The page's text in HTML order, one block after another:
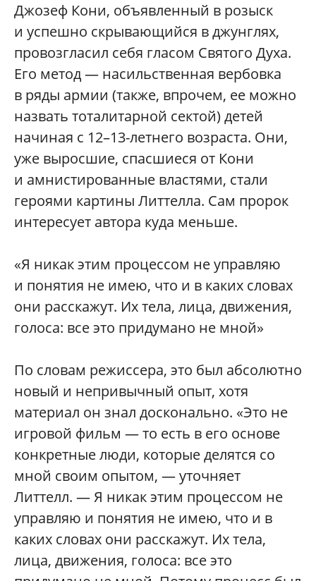
Джозеф Кони, объявленный в розыск
и успешно скрывающийся в джунглях,
провозгласил себя гласом Святого Духа.
Его метод — насильственная вербовка
в ряды армии (также, впрочем, ее можно
назвать тоталитарной сектой) детей
начиная с 12–13-летнего возраста. Они,
уже выросшие, спасшиеся от Кони
и амнистированные властями, стали
героями картины Литтелла. Сам пророк
интересует автора куда меньше.
«Я никак этим процессом не управляю
и понятия не имею, что и в каких словах
они расскажут. Их тела, лица, движения,
голоса: все это придумано не мной»
По словам режиссера, это был абсолютно
новый и непривычный опыт, хотя
материал он знал досконально. «Это не
игровой фильм — то есть в его основе
конкретные люди, которые делятся со
мной своим опытом, — уточняет
Литтелл. — Я никак этим процессом не
управляю и понятия не имею, что и в
каких словах они расскажут. Их тела,
лица, движения, голоса: все это